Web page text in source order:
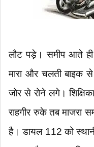
लौट पड़े। समीप आते
मारा और चलती बाइक से
जोर से रोने लगे।
राहगीर रुके तब माजरा
है। डायल 112 को